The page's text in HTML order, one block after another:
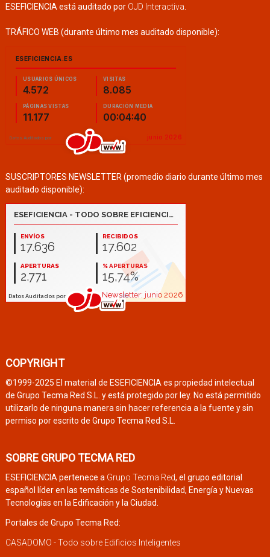
ESEFICIENCIA está auditado por OJD Interactiva
TRÁFICO WEB (durante último mes auditado disponible):
SUSCRIPTORES NEWSLETTER (promedio diario durante último mes
auditado disponible):
COPYRIGHT
©1999-2025 El material de ESEFICIENCIA es propiedad intelectual
de Grupo Tecma Red S.L. y está protegido por ley. No está permitido
utilizarlo de ninguna manera sin hacer referencia a la fuente y sin
permiso por escrito de Grupo Tecma Red S.L.
SOBRE GRUPO TECMA RED
ESEFICIENCIA pertenece a Grupo Tecma Red, el grupo editorial
español líder en las temáticas de Sostenibilidad, Energía y Nuevas
Tecnologías en la Edificación y la Ciudad.
Portales de Grupo Tecma Red:
CASADOMO - Todo sobre Edificios Inteligentes